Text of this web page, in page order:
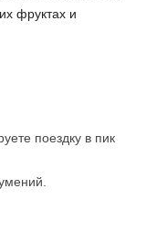
фруктах и
поездку в пик